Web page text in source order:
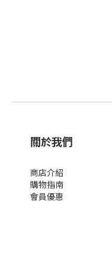
關於我們
商店介紹
購物指南
會員優惠